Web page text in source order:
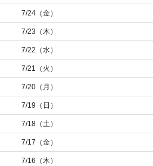
7/24（金）
7/23（木）
7/22（水）
7/21（火）
7/20（月）
7/19（日）
7/18（土）
7/17（金）
7/16（木）